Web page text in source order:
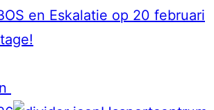
en Eskalatie op 20 februari